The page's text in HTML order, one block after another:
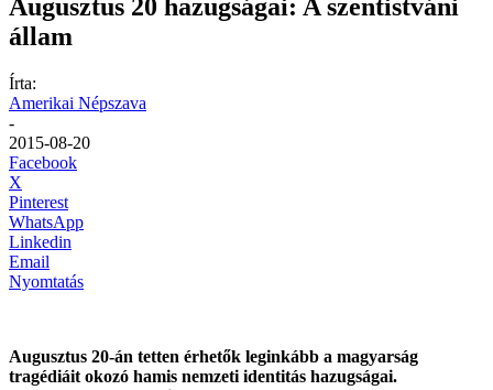
Augusztus 20 hazugságai: A szentistváni
állam
Írta:
Amerikai Népszava
-
2015-08-20
Facebook
X
Pinterest
WhatsApp
Linkedin
Email
Nyomtatás
Augusztus 20-án tetten érhetők leginkább a magyarság
tragédiáit okozó hamis nemzeti identitás hazugságai.